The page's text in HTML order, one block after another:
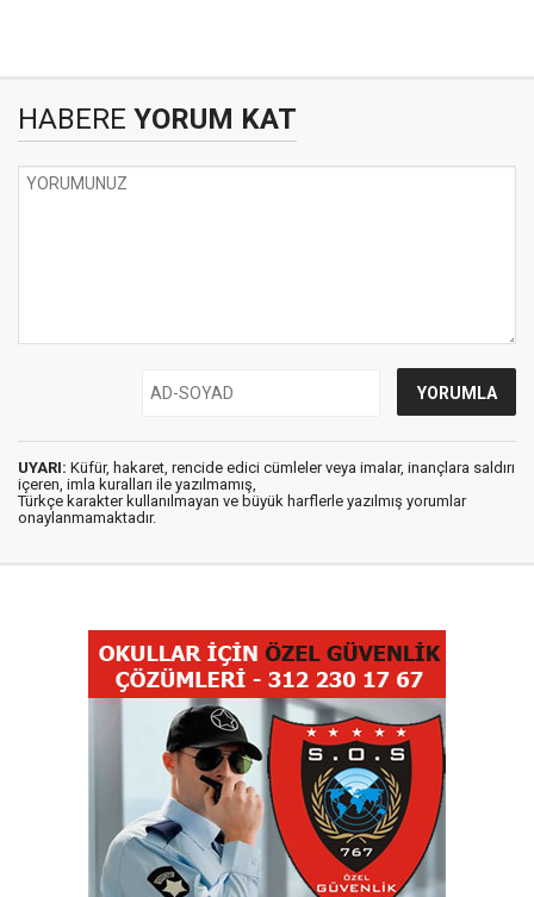
HABERE YORUM KAT
UYARI: Küfür, hakaret, rencide edici cümleler veya imalar, inançlara saldırı
içeren, imla kuralları ile yazılmamış,
Türkçe karakter kullanılmayan ve büyük harflerle yazılmış yorumlar
onaylanmamaktadır.